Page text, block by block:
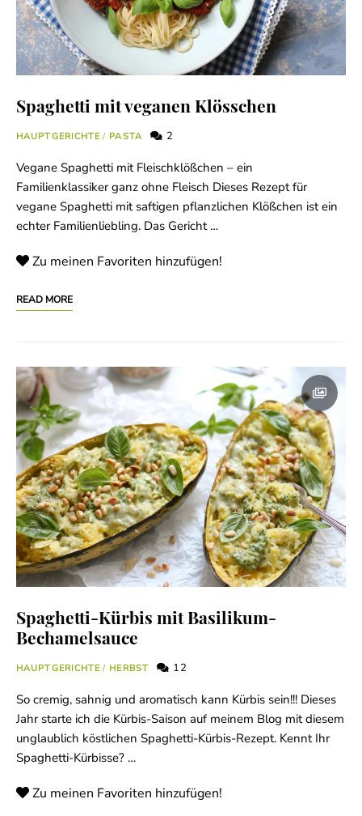
Spaghetti mit veganen Klösschen
HAUPTGERICHTE / PASTA 2
Vegane Spaghetti mit Fleischklößchen – ein
Familienklassiker ganz ohne Fleisch Dieses Rezept für
vegane Spaghetti mit saftigen pflanzlichen Klößchen ist ein
echter Familienliebling. Das Gericht …
Zu meinen Favoriten hinzufügen!
READ MORE
Spaghetti-Kürbis mit Basilikum-
Bechamelsauce
HAUPTGERICHTE / HERBST 12
So cremig, sahnig und aromatisch kann Kürbis sein!!! Dieses
Jahr starte ich die Kürbis-Saison auf meinem Blog mit diesem
unglaublich köstlichen Spaghetti-Kürbis-Rezept. Kennt Ihr
Spaghetti-Kürbisse? …
Zu meinen Favoriten hinzufügen!